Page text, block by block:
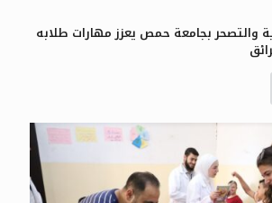
والتصحر بجامعة حمص يعزز مهارات طلابه